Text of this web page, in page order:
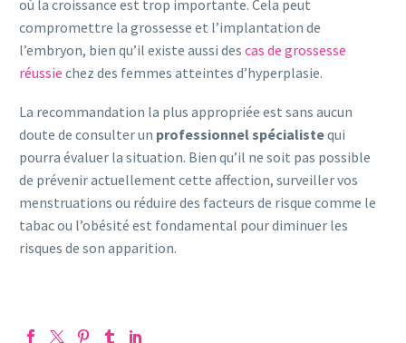
où la croissance est trop importante. Cela peut
compromettre la grossesse et l’implantation de
l’embryon, bien qu’il existe aussi des cas de grossesse
réussie chez des femmes atteintes d’hyperplasie.
La recommandation la plus appropriée est sans aucun
doute de consulter un professionnel spécialistequi
pourra évaluer la situation. Bien qu’il ne soit pas possible
de prévenir actuellement cette affection, surveiller vos
menstruations ou réduire des facteurs de risque comme le
tabac ou l’obésité est fondamental pour diminuer les
risques de son apparition.